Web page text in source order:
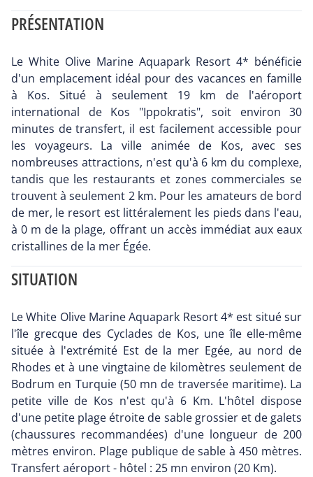
PRÉSENTATION
Le White Olive Marine Aquapark Resort 4* bénéficie
d'un emplacement idéal pour des vacances en famille
à Kos. Situé à seulement 19 km de l'aéroport
international de Kos "Ippokratis", soit environ 30
minutes de transfert, il est facilement accessible pour
les voyageurs. La ville animée de Kos, avec ses
nombreuses attractions, n'est qu'à 6 km du complexe,
tandis que les restaurants et zones commerciales se
trouvent à seulement 2 km. Pour les amateurs de bord
de mer, le resort est littéralement les pieds dans l'eau,
à 0 m de la plage, offrant un accès immédiat aux eaux
cristallines de la mer Égée.
SITUATION
Le White Olive Marine Aquapark Resort 4* est situé sur
l'île grecque des Cyclades de Kos, une île elle-même
située à l'extrémité Est de la mer Egée, au nord de
Rhodes et à une vingtaine de kilomètres seulement de
Bodrum en Turquie (50 mn de traversée maritime). La
petite ville de Kos n'est qu'à 6 Km. L'hôtel dispose
d'une petite plage étroite de sable grossier et de galets
(chaussures recommandées) d'une longueur de 200
mètres environ. Plage publique de sable à 450 mètres.
Transfert aéroport - hôtel : 25 mn environ (20 Km).